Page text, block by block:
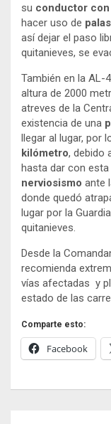
su conductor
hacer uso de
así dejar el paso
quitanieves, se
También en la AL-
altura de 2000
atreves de la
existencia de una
llegar al lugar, por
kilómetro, debido
hasta dar con esta
nerviosismo ante
donde quedó
lugar por la
quitanieves.
Desde la
recomienda
vías afectadas y
estado de las
Comparte esto:
Facebook